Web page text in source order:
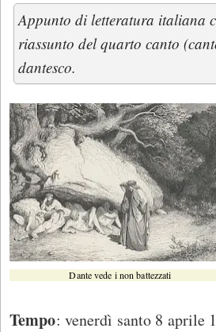
Appunto di letteratura italiana
riassunto del quarto canto
dantesco.
Dante vede i non battezzati
Tempo: venerdì santo 8 aprile